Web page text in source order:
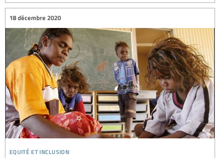
equité et inclusion
18 décembre 2020